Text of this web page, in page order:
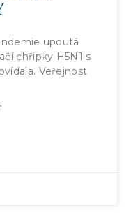
upoutá
chřipky H5N1 s
Veřejnost